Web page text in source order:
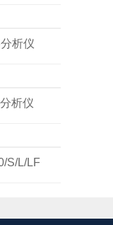
析仪
析仪
S/L/LF